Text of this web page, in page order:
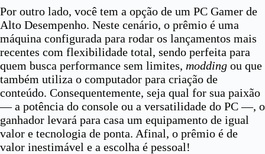
Por outro lado, você tem a opção de um PC Gamer de
Alto Desempenho. Neste cenário, o prêmio é uma
máquina configurada para rodar os lançamentos mais
recentes com flexibilidade total, sendo perfeita para
quem busca performance sem limites, modding ou que
também utiliza o computador para criação de
conteúdo. Consequentemente, seja qual for sua paixão
— a potência do console ou a versatilidade do PC —, o
ganhador levará para casa um equipamento de igual
valor e tecnologia de ponta. Afinal, o prêmio é de
valor inestimável e a escolha é pessoal!